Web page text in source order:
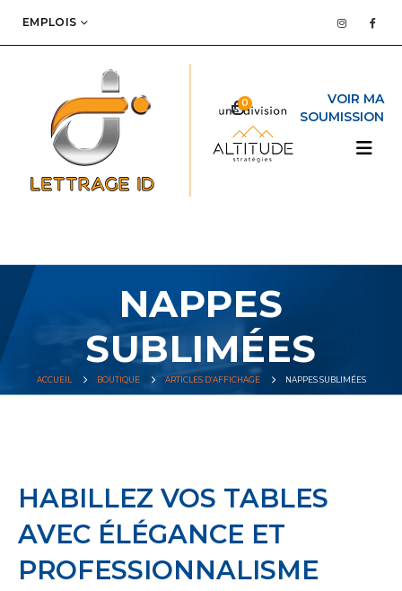
EMPLOIS
0
NAPPES
SUBLIMÉES
ACCUEIL BOUTIQUE ARTICLES D’AFFICHAGE NAPPES SUBLIMÉES
HABILLEZ VOS TABLES
AVEC ÉLÉGANCE ET
PROFESSIONNALISME